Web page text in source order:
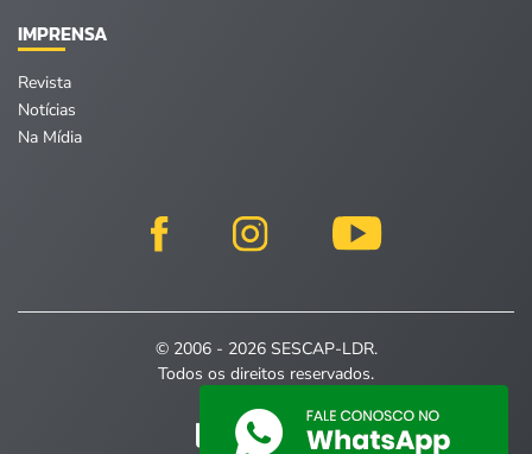
IMPRENSA
Revista
Notícias
Na Mídia
© 2006 - 2026 SESCAP-LDR.
Todos os direitos reservados.